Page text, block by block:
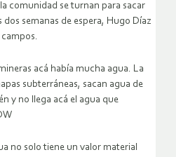
comunidad se turnan para sacar
dos semanas de espera, Hugo Díaz
acá había mucha agua. La
subterráneas, sacan agua de
y no llega acá el agua que
no solo tiene un valor material